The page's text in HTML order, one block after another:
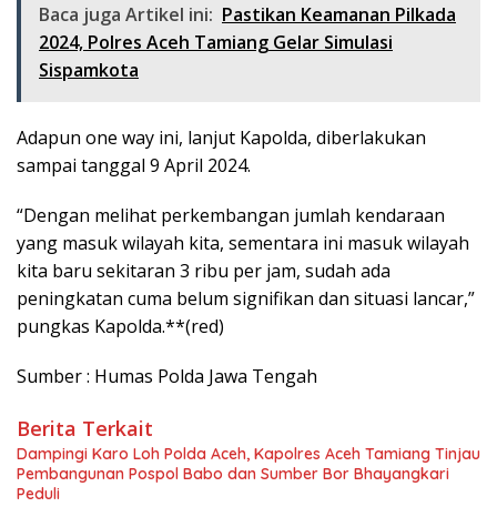
Baca juga Artikel ini: Pastikan Keamanan Pilkada
2024, Polres Aceh Tamiang Gelar Simulasi
Sispamkota
Adapun one way ini, lanjut Kapolda, diberlakukan
sampai tanggal 9 April 2024.
“Dengan melihat perkembangan jumlah kendaraan
yang masuk wilayah kita, sementara ini masuk wilayah
kita baru sekitaran 3 ribu per jam, sudah ada
peningkatan cuma belum signifikan dan situasi lancar,”
pungkas Kapolda.**(red)
Sumber : Humas Polda Jawa Tengah
Berita Terkait
Dampingi Karo Loh Polda Aceh, Kapolres Aceh Tamiang Tinjau
Pembangunan Pospol Babo dan Sumber Bor Bhayangkari
Peduli